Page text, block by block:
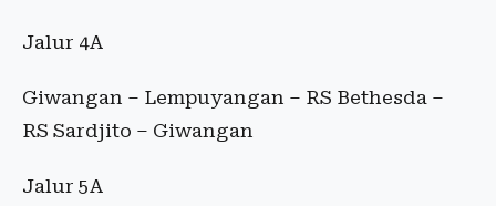
Jalur 4A
Giwangan – Lempuyangan – RS Bethesda –
RS Sardjito – Giwangan
Jalur 5A